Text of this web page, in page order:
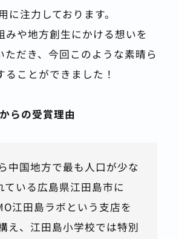
に注力しております。
みや地方創生にかける想いを
ただき、今回このような素晴ら
ることができました！
らの受賞理由
中国地方で最も人口が少な
ている広島県江田島市に
江田島ラボという支店を
え、江田島小学校では特別